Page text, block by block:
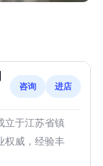
咨询 进店
立于江苏省镇
权威，经验丰